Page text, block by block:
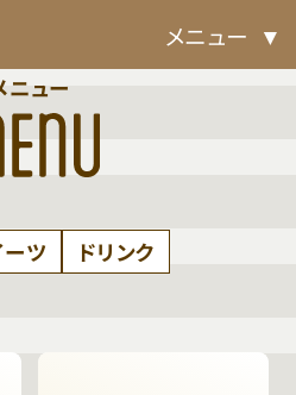
メニュー
ニュー
ツ
ドリンク